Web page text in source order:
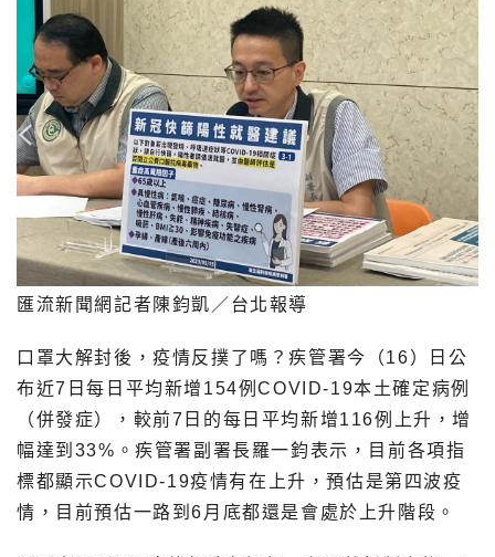
匯流新聞網記者陳鈞凱／台北報導
口罩大解封後，疫情反撲了嗎？疾管署今（16）日公
布近7日每日平均新增154例COVID-19本土確定病例
（併發症），較前7日的每日平均新增116例上升，增
幅達到33%。疾管署副署長羅一鈞表示，目前各項指
標都顯示COVID-19疫情有在上升，預估是第四波疫
情，目前預估一路到6月底都還是會處於上升階段。